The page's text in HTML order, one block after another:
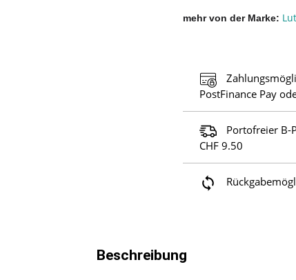
mehr von der Marke
PostFinance Pay
Portofreier B-
CHF 9.50
Beschreibung